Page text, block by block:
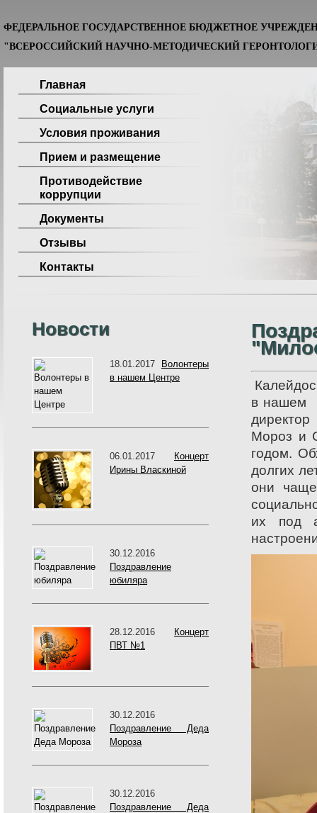
ФЕДЕРАЛЬНОЕ ГОСУДАРСТВЕННОЕ БЮДЖЕТНОЕ
"ВСЕРОССИЙСКИЙ НАУЧНО-МЕТОДИЧЕСКИЙ
Главная
Социальные услуги
Условия проживания
Прием и размещение
Противодействие
коррупции
Документы
Отзывы
Контакты
Новости
18.01.2017
Волонтеры
в нашем Центре
06.01.2017
Концерт
Ирины Власкиной
30.12.2016
Поздравление
юбиляра
28.12.2016
Концерт
ПВТ №1
30.12.2016
Поздравление Деда
Мороза
30.12.2016
Поздравление Деда
в нашем
Мороз и
годом.
долгих
они
их под